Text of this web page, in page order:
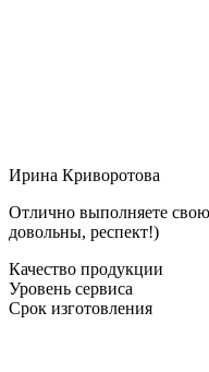
Ирина Криворотова
Отлично выполняете свою
довольны, респект!)
Качество продукции
Уровень сервиса
Срок изготовления